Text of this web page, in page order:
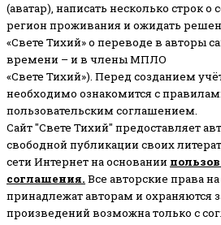
(аватар), написать несколько строк о
регион проживания и ожидать
«Свете Тихий» о переводе в авторы
времени – и в члены МПЛО
«Свете Тихий»). Перед созданием
необходимо ознакомится с
пользовательским соглашением.
Сайт "Свете Тихий" предоставляет
свободной публикации своих
сети Интернет на основании
соглашения. Все авторские права
принадлежат авторам и охраняются
произведений возможна только с